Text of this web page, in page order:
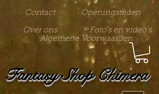
Contact Openingstijden
Over ons
Foto's en video's
Algemene Voorwaarden
Fantasy Shop Chimera